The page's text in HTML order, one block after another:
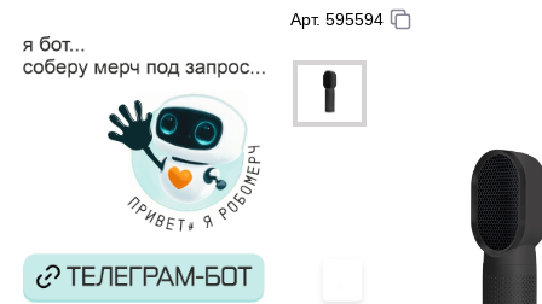
Арт. 595594